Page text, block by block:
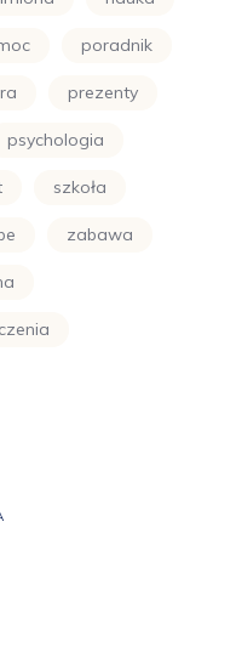
poradnik
prezenty
psychologia
szkoła
zabawa